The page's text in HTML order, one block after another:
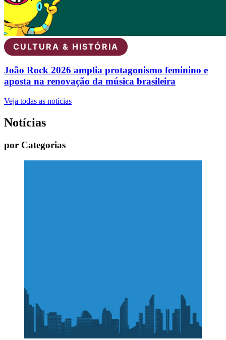
CULTURA & HISTÓRIA
João Rock 2026 amplia protagonismo feminino e
aposta na renovação da música brasileira
Veja todas as notícias
Notícias
por Categorias